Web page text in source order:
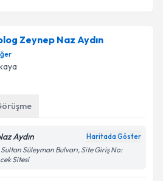
Zeynep Naz Aydın
Aydın Haritada Göster
Süleyman Bulvarı, Site Giriş No:
Sitesi